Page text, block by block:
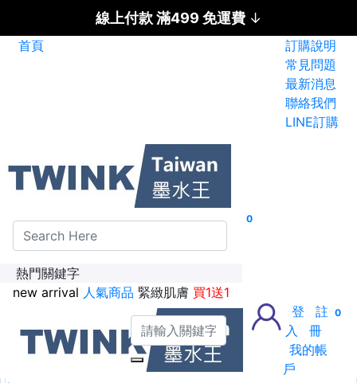
線上付款 滿499 免運費 ↓
首頁
碳粉匣全面特惠價
訂購說明
常見問題
最新消息
聯絡我們
LINE訂購
熱門關鍵字
new arrival 人氣商品 緊緻肌膚 買1送1
0
登
入
註
冊
我的帳
戶
0